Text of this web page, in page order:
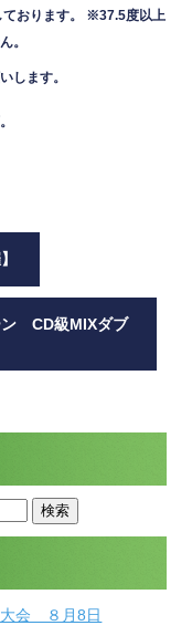
おります。
※37.5度以上
。
します。
。
ン CD級MIXダブ
大会 ８月8日